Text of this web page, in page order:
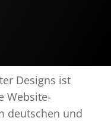
Designs ist
Website-
deutschen und